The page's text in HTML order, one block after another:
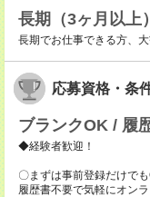
長期（3ヶ月以上）
長期でお仕事できる方、大
応募資格・条
ブランクOK / 履
◆経験者歓迎！
〇まずは事前登録だけでも
履歴書不要で気軽にオン